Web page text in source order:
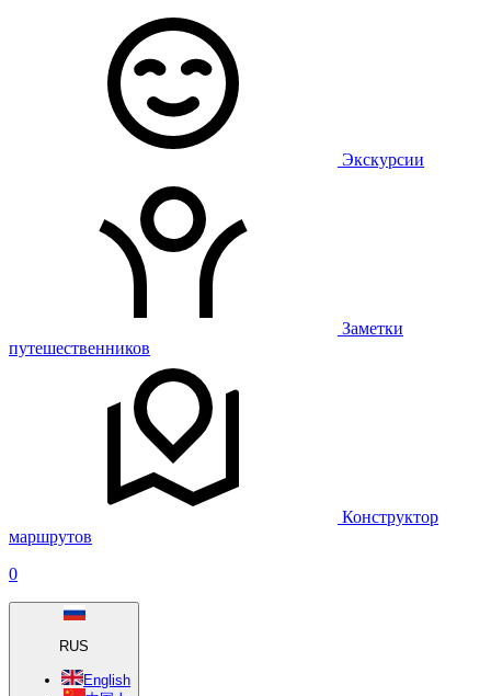
Экскурсии
Заметки
путешественников
Конструктор
маршрутов
0
RUS
English